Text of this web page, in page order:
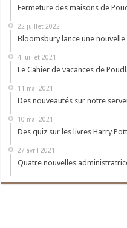
Fermeture des maisons de
22 juillet 2022
Bloomsbury lance une
4 juillet 2021
Le Cahier de vacances de
11 mai 2021
Des nouveautés sur notre
10 mai 2021
Des quiz sur les livres Harry
27 avril 2021
Quatre nouvelles